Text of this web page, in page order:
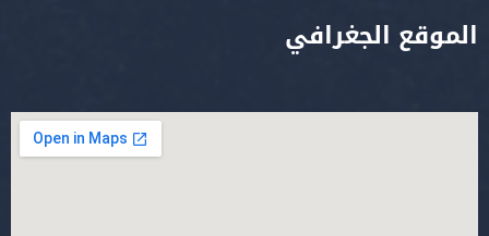
الموقع الجغرافي